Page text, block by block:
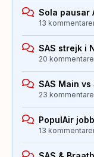
Sola pausar
13
SAS strejk i
20
SAS Main
23
PopulAir jobb
13